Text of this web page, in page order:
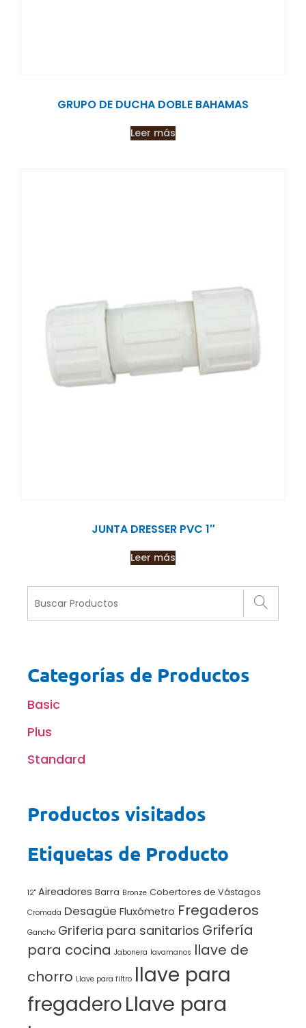
GRUPO DE DUCHA DOBLE BAHAMAS
Leer más
JUNTA DRESSER PVC 1″
Leer más
Categorías de Productos
Basic
Plus
Standard
Productos visitados
Etiquetas de Producto
12" Aireadores Barra Bronze Cobertores de Vástagos
Cromada Desagüe Fluxómetro Fregaderos
Gancho Griferia para sanitarios Grifería
para cocina Jabonera lavamanos llave de
chorro Llave para filtro llave para
fregaderoLlave para